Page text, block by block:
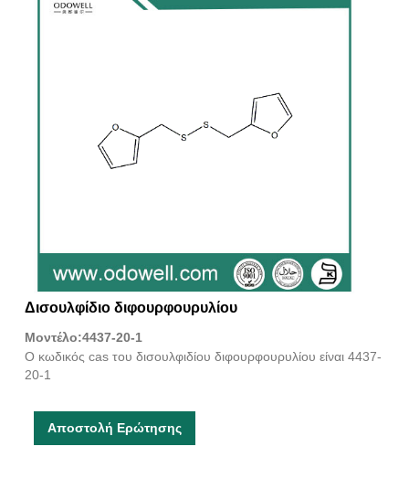
Δισουλφίδιο διφουρφουρυλίου
Μοντέλο:4437-20-1
Ο κωδικός cas του δισουλφιδίου διφουρφουρυλίου είναι 4437-
20-1
Αποστολή Ερώτησης